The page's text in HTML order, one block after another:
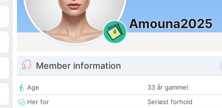
0
Amouna2025
Member information
Age
33 år gammel
Her for
Seriøst forhold